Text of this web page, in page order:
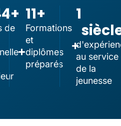
+
de
11+
Formations
et
diplômes
préparés
1
au service
de la
jeunesse